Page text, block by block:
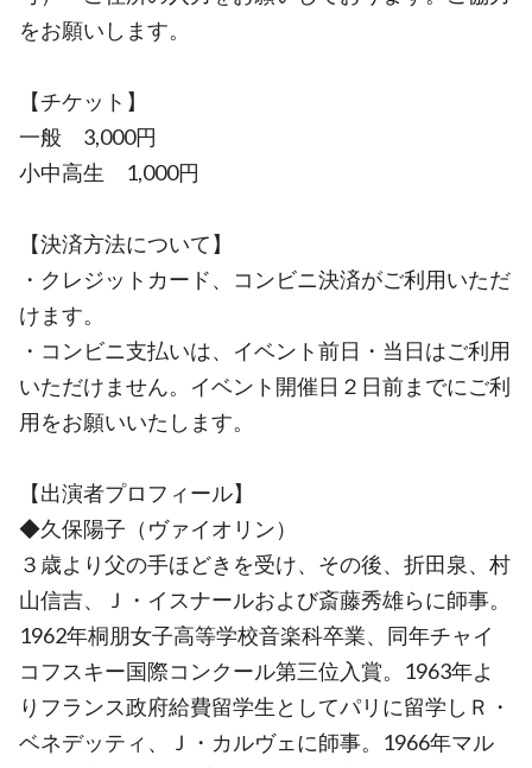
をお願いします。
【チケット】
一般 3,000円
小中高生 1,000円
【決済方法について】
・クレジットカード、コンビニ決済がご利用いただ
けます。
・コンビニ支払いは、イベント前日・当日はご利用
いただけません。イベント開催日２日前までにご利
用をお願いいたします。
【出演者プロフィール】
◆久保陽子（ヴァイオリン）
３歳より父の手ほどきを受け、その後、折田泉、村
山信吉、Ｊ・イスナールおよび斎藤秀雄らに師事。
1962年桐朋女子高等学校音楽科卒業、同年チャイ
コフスキー国際コンクール第三位入賞。1963年よ
りフランス政府給費留学生としてパリに留学しＲ・
ベネデッティ、Ｊ・カルヴェに師事。1966年マル